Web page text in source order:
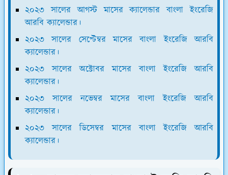
২০২৩ সালের আগস্ট মাসের ক্যালেন্ডার বাংলা ইংরেজি
আরবি ক্যালেন্ডার।
২০২৩ সালের সেপ্টেম্বর মাসের বাংলা ইংরেজি আরবি
ক্যালেন্ডার।
২০২৩ সালের অক্টোবর মাসের বাংলা ইংরেজি আরবি
ক্যালেন্ডার।
২০২৩ সালের নভেম্বর মাসের বাংলা ইংরেজি আরবি
ক্যালেন্ডার।
২০২৩ সালের ডিসেম্বর মাসের বাংলা ইংরেজি আরবি
ক্যালেন্ডার।